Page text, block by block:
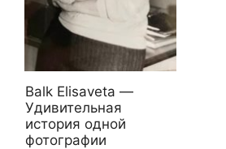
Balk Elisaveta —
Удивительная
история одной
фотографии